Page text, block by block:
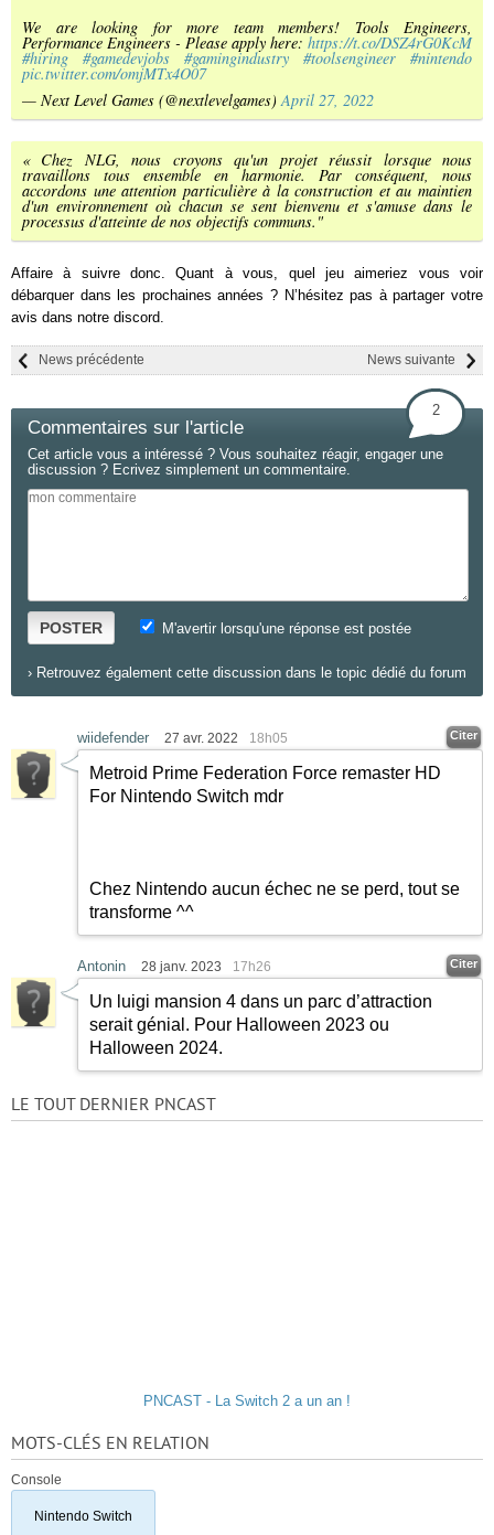
We are looking for more team members! Tools Engineers,
Performance Engineers - Please apply here: https://t.co/DSZ4rG0KcM
#hiring #gamedevjobs #gamingindustry #toolsengineer #nintendo
pic.twitter.com/omjMTx4O07
— Next Level Games (@nextlevelgames)April 27, 2022
« Chez NLG, nous croyons qu'un projet réussit lorsque nous
travaillons tous ensemble en harmonie. Par conséquent, nous
accordons une attention particulière à la construction et au maintien
d'un environnement où chacun se sent bienvenu et s'amuse dans le
processus d'atteinte de nos objectifs communs."
Affaire à suivre donc. Quant à vous, quel jeu aimeriez vous voir
débarquer dans les prochaines années ? N’hésitez pas à partager votre
avis dans notre discord.
News suivante
News précédente
Commentaires sur l'article
2
Cet article vous a intéressé ? Vous souhaitez réagir, engager une
discussion ? Ecrivez simplement un commentaire.
POSTER M'avertir lorsqu'une réponse est postée
› Retrouvez également cette discussion dans le topic dédié du forum
wiidefender 27 avr. 2022 18h05 Citer
Metroid Prime Federation Force remaster HD
For Nintendo Switch mdr
Chez Nintendo aucun échec ne se perd, tout se
transforme ^^
Antonin 28 janv. 2023 17h26 Citer
Un luigi mansion 4 dans un parc d’attraction
serait génial. Pour Halloween 2023 ou
Halloween 2024.
LE TOUT DERNIER PNCAST
PNCAST - La Switch 2 a un an !
MOTS-CLÉS EN RELATION
Console
Nintendo Switch